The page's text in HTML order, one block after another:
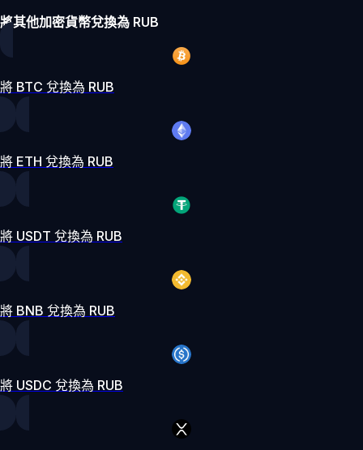
將其他加密貨幣兌換為 RUB
將 BTC 兌換為 RUB
將 ETH 兌換為 RUB
將 USDT 兌換為 RUB
將 BNB 兌換為 RUB
將 USDC 兌換為 RUB